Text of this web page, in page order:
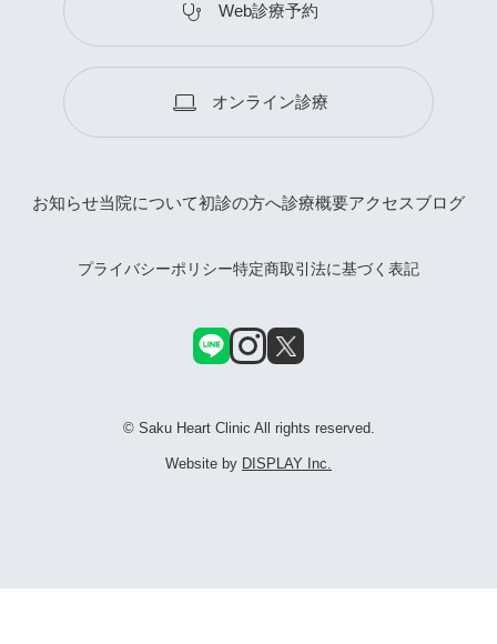
Web診療予約
オンライン診療
お知らせ当院について初診の方へ診療概要アクセスブログ
プライバシーポリシー特定商取引法に基づく表記
© Saku Heart Clinic All rights reserved.
Website by DISPLAY Inc.